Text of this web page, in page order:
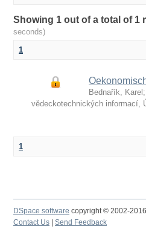
Showing 1 out of a total of 1
seconds)
1
Bednařík, Karel ;
vědeckotechnických informací,
1
DSpace software copyright © 2002-2016
Contact Us
Send Feedback